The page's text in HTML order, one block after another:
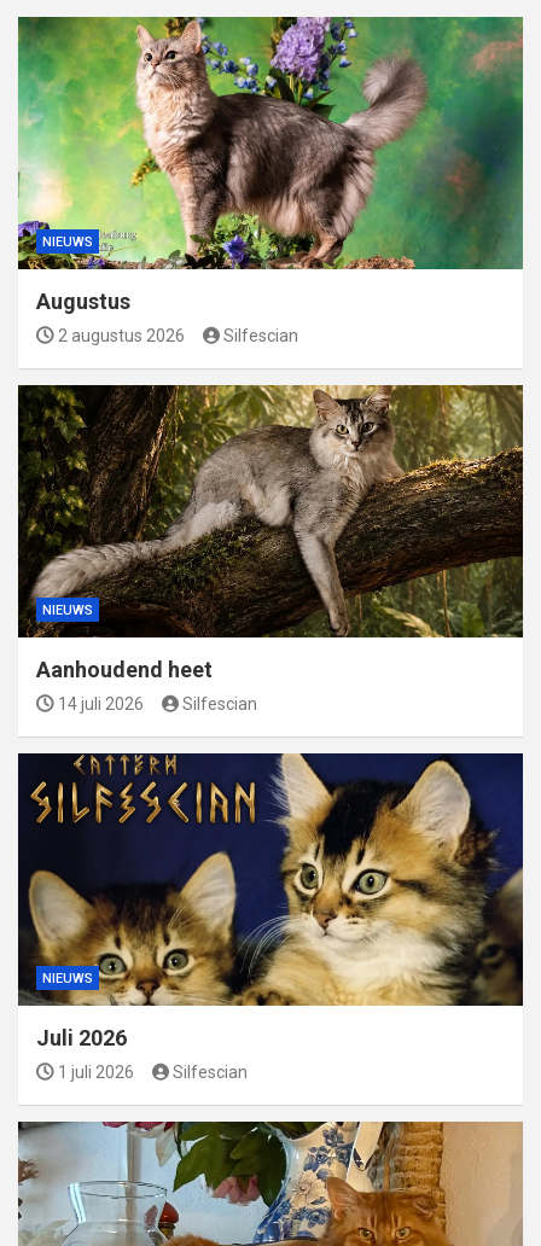
NIEUWS
Augustus
2 augustus 2026 Silfescian
NIEUWS
Aanhoudend heet
14 juli 2026 Silfescian
NIEUWS
Juli 2026
1 juli 2026 Silfescian